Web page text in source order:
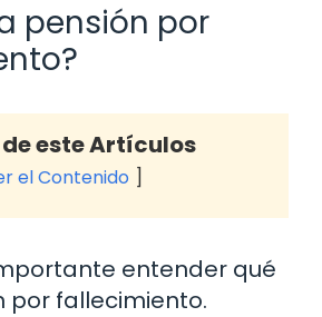
pensión por
este Artículos
el Contenido
entender qué
por fallecimiento.